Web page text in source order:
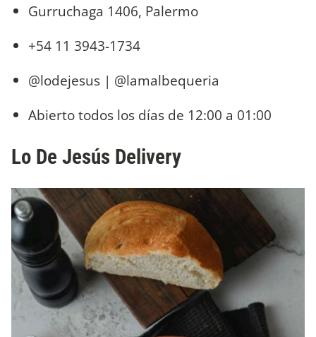
Gurruchaga 1406, Palermo
+54 11 3943-1734
@lodejesus | @lamalbequeria
Abierto todos los días de 12:00 a 01:00
Lo De Jesús Delivery